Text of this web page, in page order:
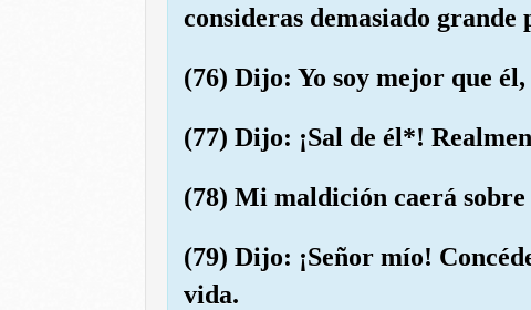
consideras demasiado grande
(76) Dijo: Yo soy mejor que
(77) Dijo: ¡Sal de él*!
(78) Mi maldición caerá
(79) Dijo: ¡Señor mío!
vida.